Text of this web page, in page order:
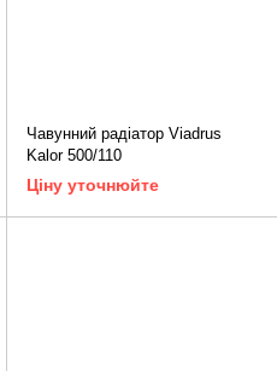
Чавунний радіатор Viadrus
Kalor 500/110
Ціну уточнюйте